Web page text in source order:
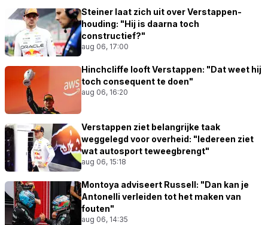
Steiner laat zich uit over Verstappen-
houding: "Hij is daarna toch
constructief?"
aug 06, 17:00
Hinchcliffe looft Verstappen: "Dat weet hij
toch consequent te doen"
aug 06, 16:20
Verstappen ziet belangrijke taak
weggelegd voor overheid: "Iedereen ziet
wat autosport teweegbrengt"
aug 06, 15:18
Montoya adviseert Russell: "Dan kan je
Antonelli verleiden tot het maken van
fouten"
aug 06, 14:35